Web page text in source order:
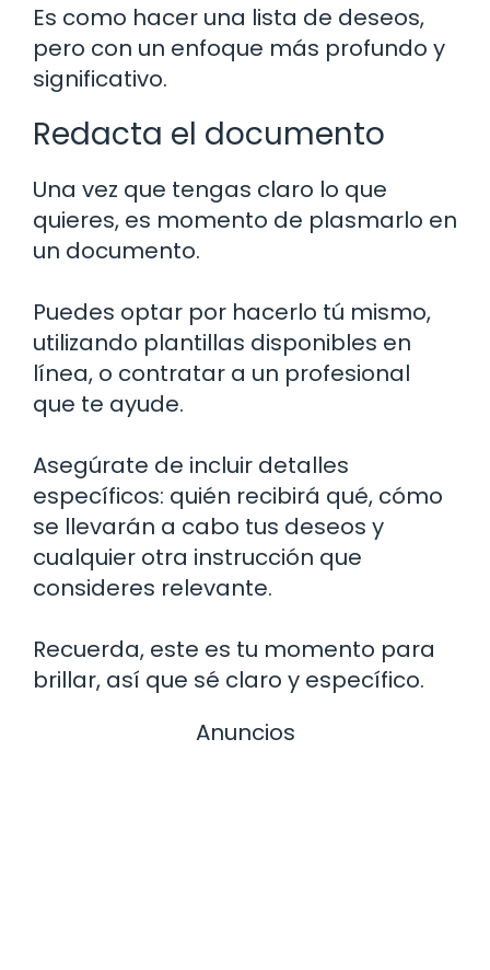
Es como hacer una lista de deseos,
pero con un enfoque más profundo y
significativo.
Redacta el documento
Una vez que tengas claro lo que
quieres, es momento de plasmarlo en
un documento.
Puedes optar por hacerlo tú mismo,
utilizando plantillas disponibles en
línea, o contratar a un profesional
que te ayude.
Asegúrate de incluir detalles
específicos: quién recibirá qué, cómo
se llevarán a cabo tus deseos y
cualquier otra instrucción que
consideres relevante.
Recuerda, este es tu momento para
brillar, así que sé claro y específico.
Anuncios